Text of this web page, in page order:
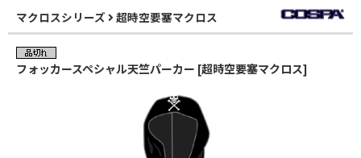
マクロスシリーズ 超時空要塞マクロス
フォッカースペシャル天竺パーカー [超時空要塞マクロス]